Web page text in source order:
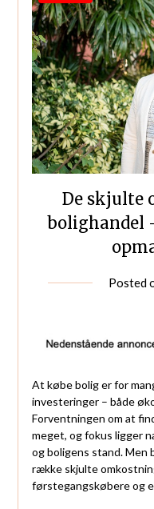
De skjulte
bolighandel
Posted
At købe bolig er for
investeringer – både
Forventningen om at
meget, og fokus ligger
og boligens stand. Men
række skjulte
førstegangskøbere og